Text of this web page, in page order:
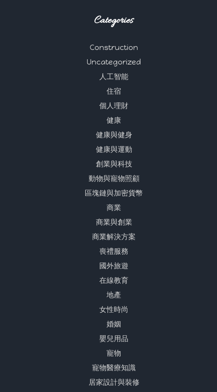
Categories
Construction
Uncategorized
人工智能
住宿
個人理財
健康
健康與健身
健康與運動
創業與科技
動物與寵物照顧
區塊鏈與加密貨幣
商業
商業與創業
商業解決方案
喪禮服務
國外旅遊
在線教育
地產
女性時尚
婚姻
嬰兒用品
寵物
寵物醫療知識
居家設計與裝修